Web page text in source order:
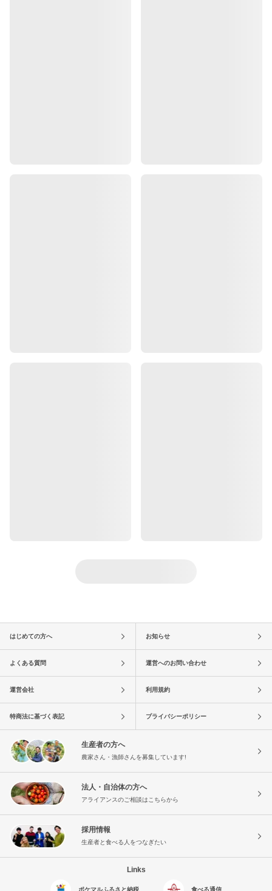
はじめての方へ お知らせ
よくある質問 運営へのお問い合わせ
運営会社 利用規約
特商法に基づく表記 プライバシーポリシー
生産者の方へ
農家さん・漁師さんを募集しています!
法人・自治体の方へ
アライアンスのご相談はこちらから
採用情報
生産者と食べる人をつなぎたい
Links
ポケマルふるさと納税 食べる通信